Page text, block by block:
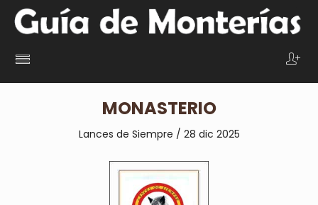
MONASTERIO
Lances de Siempre / 28 dic 2025